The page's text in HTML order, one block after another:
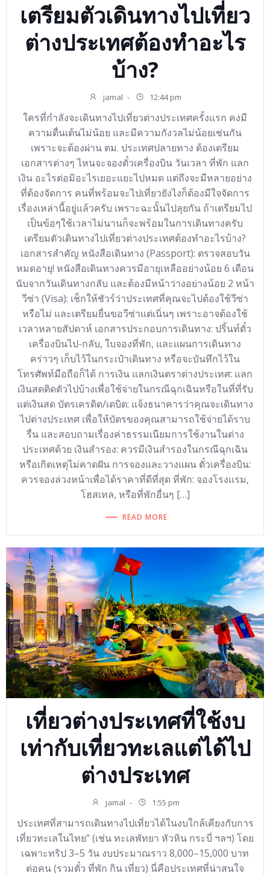
เตรียมตัวเดินทางไปเที่ยว
ต่างประเทศต้องทำอะไร
บ้าง?
jamal - 12:44 pm
ใครที่กำลังจะเดินทางไปเที่ยวต่างประเทศครั้งแรก คงมี
ความตื่นเต้นไม่น้อย และมีความกังวลไม่น้อยเช่นกัน
เพราะจะต้องผ่าน ตม. ประเทศปลายทาง ต้องเตรียม
เอกสารต่างๆ ไหนจะจองตั๋วเครื่องบิน วันเวลา ที่พัก แลก
เงิน อะไรต่อมิอะไรเยอะแยะไปหมด แต่ถึงจะมีหลายอย่าง
ที่ต้องจัดการ คนที่พร้อมจะไปเที่ยวยังไงก็ต้องมีใจจัดการ
เรื่องเหล่านี้อยู่แล้วครับ เพราะฉะนั้นไปลุยกัน ถ้าเตรียมไป
เป็นข้อๆใช้เวลาไม่นานก็จะพร้อมในการเดินทางครับ
เตรียมตัวเดินทางไปเที่ยวต่างประเทศต้องทำอะไรบ้าง?
เอกสารสำคัญ หนังสือเดินทาง (Passport): ตรวจสอบวัน
หมดอายุ! หนังสือเดินทางควรมีอายุเหลืออย่างน้อย 6 เดือน
นับจากวันเดินทางกลับ และต้องมีหน้าว่างอย่างน้อย 2 หน้า
วีซ่า (Visa): เช็กให้ชัวร์ว่าประเทศที่คุณจะไปต้องใช้วีซ่า
หรือไม่ และเตรียมยื่นขอวีซ่าแต่เนิ่นๆ เพราะอาจต้องใช้
เวลาหลายสัปดาห์ เอกสารประกอบการเดินทาง: ปริ้นท์ตั๋ว
เครื่องบินไป-กลับ, ใบจองที่พัก, และแผนการเดินทาง
คร่าวๆ เก็บไว้ในกระเป๋าเดินทาง หรือจะบันทึกไว้ใน
โทรศัพท์มือถือก็ได้ การเงิน แลกเงินตราต่างประเทศ: แลก
เงินสดติดตัวไปบ้างเพื่อใช้จ่ายในกรณีฉุกเฉินหรือในที่ที่รับ
แต่เงินสด บัตรเครดิต/เดบิต: แจ้งธนาคารว่าคุณจะเดินทาง
ไปต่างประเทศ เพื่อให้บัตรของคุณสามารถใช้จ่ายได้ราบ
รื่น และสอบถามเรื่องค่าธรรมเนียมการใช้งานในต่าง
ประเทศด้วย เงินสำรอง: ควรมีเงินสำรองในกรณีฉุกเฉิน
หรือเกิดเหตุไม่คาดฝัน การจองและวางแผน ตั๋วเครื่องบิน:
ควรจองล่วงหน้าเพื่อได้ราคาที่ดีที่สุด ที่พัก: จองโรงแรม,
โฮสเทล, หรือที่พักอื่นๆ […]
READ MORE
เที่ยวต่างประเทศที่ใช้งบ
เท่ากับเที่ยวทะเลแต่ได้ไป
ต่างประเทศ
jamal - 1:55 pm
ประเทศที่สามารถเดินทางไปเที่ยวได้ในงบใกล้เคียงกับการ
เที่ยวทะเลในไทย” (เช่น ทะเลพัทยา หัวหิน กระบี่ ฯลฯ) โดย
เฉพาะทริป 3–5 วัน งบประมาณราว 8,000–15,000 บาท
ต่อคน (รวมตั๋ว ที่พัก กิน เที่ยว) นี่คือประเทศที่น่าสนใจ